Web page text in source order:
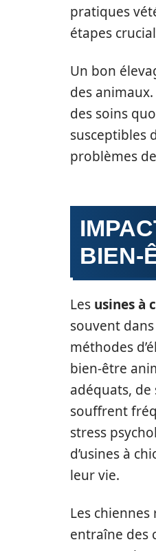
pratiques
étapes
Un bon
des
des soins
susceptibles
problèmes
BIEN-
Les usines à
souvent
méthodes
bien-être
adéquats,
souffrent
stress
d’usines à
leur vie.
Les
entraîne des